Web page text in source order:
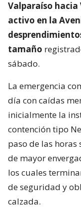
Valparaíso
activo en la
tamaño
sábado.
La emergencia
día con caídas
inicialmente la
contención tipo
paso de las
de mayor
los cuales
de seguridad y
calzada.